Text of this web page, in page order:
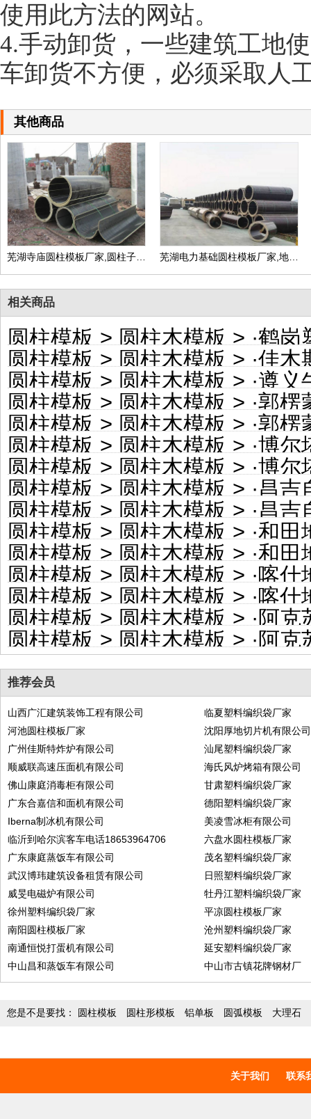
使用此方法的网站。
4.手动卸货，一些建筑工地
车卸货不方便，必须采取人
其他商品
相关商品
圆柱模板>圆柱木模板> ·鹤岗塑
圆柱模板>圆柱木模板> ·佳木斯
圆柱模板>圆柱木模板> ·遵义牛
圆柱模板>圆柱木模板> ·郭楞蒙
圆柱模板>圆柱木模板> ·郭楞蒙古
圆柱模板>圆柱木模板> ·博尔塔拉
圆柱模板>圆柱木模板> ·博尔塔
圆柱模板>圆柱木模板> ·昌吉自
圆柱模板>圆柱木模板> ·昌吉自
圆柱模板>圆柱木模板> ·和田地
圆柱模板>圆柱木模板> ·和田
圆柱模板>圆柱木模板> ·喀什地
圆柱模板>圆柱木模板> ·喀什
圆柱模板>圆柱木模板> ·阿克苏
圆柱模板>圆柱木模板> ·阿克苏
推荐会员
山西广汇建筑装饰工程有限公司
临夏塑料编织袋厂家
河池圆柱模板厂家
沈阳厚地切片机有限公司
广州佳斯特炸炉有限公司
汕尾塑料编织袋厂家
顺威联高速压面机有限公司
海氏风炉烤箱有限公司
佛山康庭消毒柜有限公司
甘肃塑料编织袋厂家
广东合嘉信和面机有限公司
德阳塑料编织袋厂家
Iberna制冰机有限公司
美凌雪冰柜有限公司
临沂到哈尔滨客车电话18653964706
六盘水圆柱模板厂家
广东康庭蒸饭车有限公司
茂名塑料编织袋厂家
武汉博玮建筑设备租赁有限公司
日照塑料编织袋厂家
威旻电磁炉有限公司
牡丹江塑料编织袋厂家
徐州塑料编织袋厂家
平凉圆柱模板厂家
南阳圆柱模板厂家
沧州塑料编织袋厂家
南通恒悦打蛋机有限公司
延安塑料编织袋厂家
中山昌和蒸饭车有限公司
中山市古镇花牌钢材厂
您是不是要找： 圆柱模板 圆柱形模板 铝单板 圆弧模板 大理石
关于我们 联系